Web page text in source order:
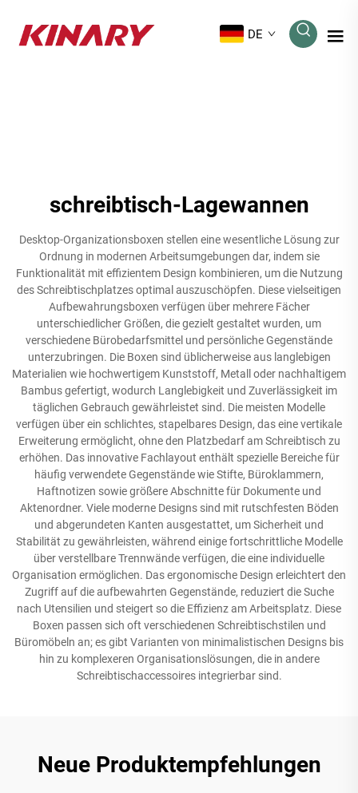
DE
schreibtisch-Lagewannen
Desktop-Organizationsboxen stellen eine wesentliche Lösung zur
Ordnung in modernen Arbeitsumgebungen dar, indem sie
Funktionalität mit effizientem Design kombinieren, um die Nutzung
des Schreibtischplatzes optimal auszuschöpfen. Diese vielseitigen
Aufbewahrungsboxen verfügen über mehrere Fächer
unterschiedlicher Größen, die gezielt gestaltet wurden, um
verschiedene Bürobedarfsmittel und persönliche Gegenstände
unterzubringen. Die Boxen sind üblicherweise aus langlebigen
Materialien wie hochwertigem Kunststoff, Metall oder nachhaltigem
Bambus gefertigt, wodurch Langlebigkeit und Zuverlässigkeit im
täglichen Gebrauch gewährleistet sind. Die meisten Modelle
verfügen über ein schlichtes, stapelbares Design, das eine vertikale
Erweiterung ermöglicht, ohne den Platzbedarf am Schreibtisch zu
erhöhen. Das innovative Fachlayout enthält spezielle Bereiche für
häufig verwendete Gegenstände wie Stifte, Büroklammern,
Haftnotizen sowie größere Abschnitte für Dokumente und
Aktenordner. Viele moderne Designs sind mit rutschfesten Böden
und abgerundeten Kanten ausgestattet, um Sicherheit und
Stabilität zu gewährleisten, während einige fortschrittliche Modelle
über verstellbare Trennwände verfügen, die eine individuelle
Organisation ermöglichen. Das ergonomische Design erleichtert den
Zugriff auf die aufbewahrten Gegenstände, reduziert die Suche
nach Utensilien und steigert so die Effizienz am Arbeitsplatz. Diese
Boxen passen sich oft verschiedenen Schreibtischstilen und
Büromöbeln an; es gibt Varianten von minimalistischen Designs bis
hin zu komplexeren Organisationslösungen, die in andere
Schreibtischaccessoires integrierbar sind.
Neue Produktempfehlungen